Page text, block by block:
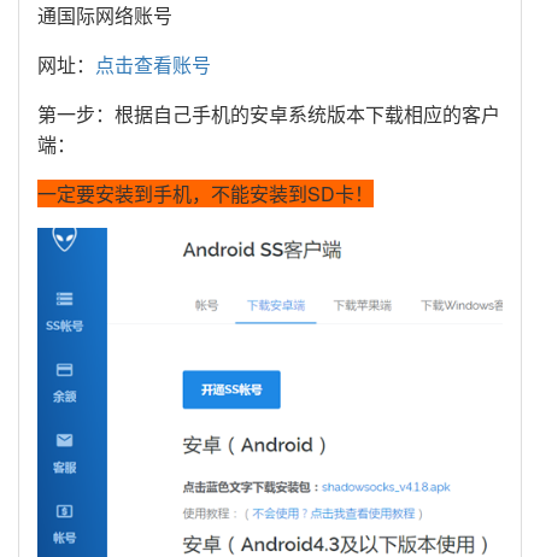
通国际网络账号
网址： 点击查看账号
第一步：根据自己手机的安卓系统版本下载相应的客户
端：
一定要安装到手机，不能安装到SD卡！